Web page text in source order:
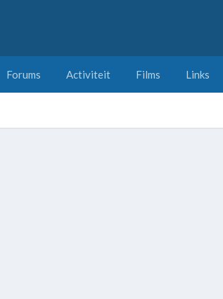
Forums Activiteit Films Links